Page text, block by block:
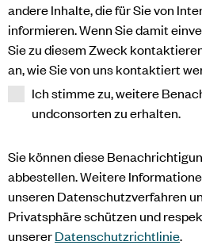
andere Inhalte, die für Sie von
informieren. Wenn Sie damit
Sie zu diesem Zweck
an, wie Sie von uns kontaktiert
Ich stimme zu, weitere
undconsorten zu erhalten.
Sie können diese
abbestellen. Weitere
unseren Datenschutzverfahren
Privatsphäre schützen und
unsererDatenschutzrichtlinie.